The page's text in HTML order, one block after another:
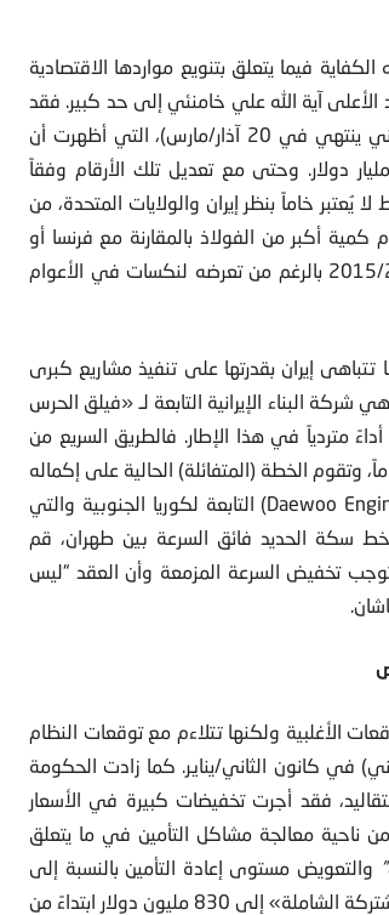
فيما يتعلق بتنويع مواردها الاقتصادية
الأعلى آية الله علي خامنئي إلى حد كبير. فقد
جاهرت السلطات الإيرانية ببيانات الجمارك لعام 2015/2016 (العام الإيراني ينتهي في 20 آذار/مارس)، التي أظهرت أن
الواردات بلغت 41.5 مليار دولار وصادرات النفط غير الخام 42.3 مليار دولار. وحتى مع تعديل تلك الأرقام وفقاً
وهي نوع من النفط لا يُعتبر خاماً بنظر إيران والولايات المتحدة، من
كمية أكبر من الفولاذ بالمقارنة مع فرنسا أو
بريطانيا، وقد أنتج قطاع صناعة المركبات 976835 مركبة آلية عام 2015/2016 بالرغم من تعرضه لنكسات في الأعوام
تتباهى إيران بقدرتها على تنفيذ مشاريع كبرى
شركة البناء الإيرانية التابعة لـ «فيلق الحرس
متردياً في هذا الإطار. فالطريق السريع من
هو قيد الإنشاء منذ 17 عاماً، وتقوم الخطة (المتفائلة) الحالية على إكماله
Daewoo) التابعة لكوريا الجنوبية والتي
حول خط سكة الحديد فائق السرعة بين طهران، قم
تخفيض السرعة المزمعة وأن العقد “ليس
الأغلبية ولكنها تتلاءم مع توقعات النظام
في كانون الثاني/يناير. كما زادت الحكومة
يومياً. وبخلاف التقاليد، فقد أجرت تخفيضات كبيرة في الأسعار
ناحية معالجة مشاكل التأمين في ما يتعلق
والتعويض مستوى إعادة التأمين بالنسبة إلى
شحن النفط الخام الإيراني من 80 مليون دولار قبل تنفيذ «خطة العمل المشتركة الشاملة» إلى 830 مليون دولار ابتداءً من